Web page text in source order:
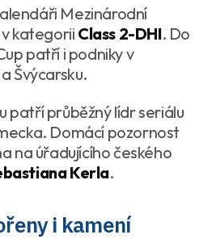
Mezinárodní
v kategorii Class 2-DHI. Do
patří i podniky v
Švýcarsku.
patří průběžný lídr seriálu
Domácí pozornost
na úřadujícího českého
Kerla.
i kamení